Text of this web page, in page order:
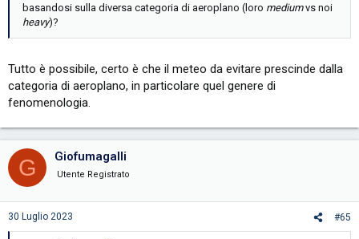
basandosi sulla diversa categoria di aeroplano (loro mediumvs noi
heavy)?
Tutto è possibile, certo è che il meteo da evitare prescinde dalla
categoria di aeroplano, in particolare quel genere di
fenomenologia.
G Giofumagalli
Utente Registrato
30 Luglio 2023 #65